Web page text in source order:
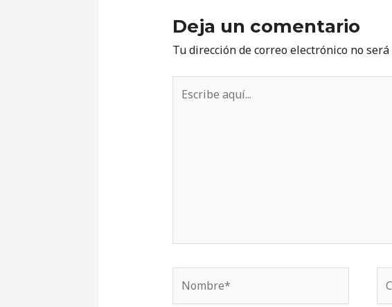
Deja un comentario
Tu dirección de correo electrónico no
aquí...